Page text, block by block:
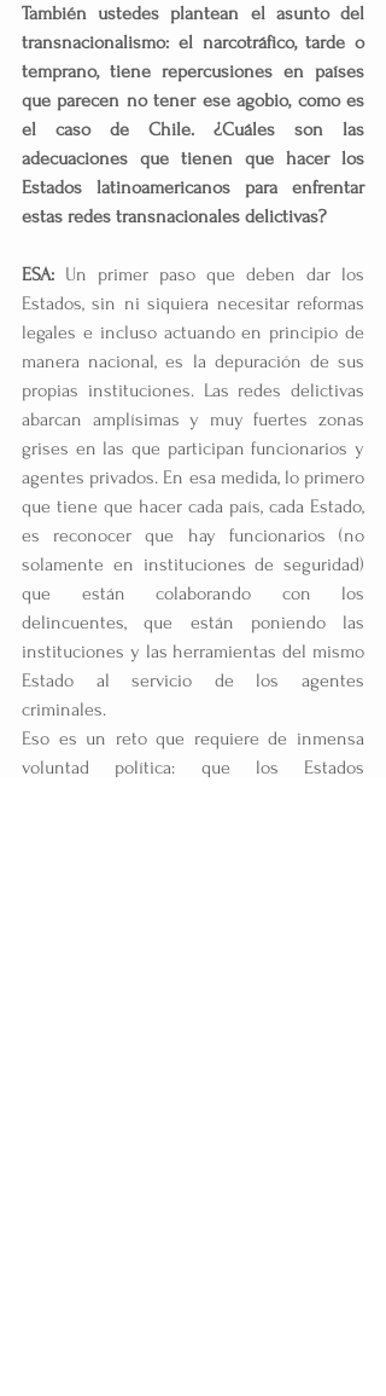
También ustedes plantean el asunto del
transnacionalismo: el narcotráfico, tarde o
temprano, tiene repercusiones en países
que parecen no tener ese agobio, como es
el caso de Chile. ¿Cuáles son las
adecuaciones que tienen que hacer los
Estados latinoamericanos para enfrentar
estas redes transnacionales delictivas?
ESA: Un primer paso que deben dar los
Estados, sin ni siquiera necesitar reformas
legales e incluso actuando en principio de
manera nacional, es la depuración de sus
propias instituciones. Las redes delictivas
abarcan amplísimas y muy fuertes zonas
grises en las que participan funcionarios y
agentes privados. En esa medida, lo primero
que tiene que hacer cada país, cada Estado,
es reconocer que hay funcionarios (no
solamente en instituciones de seguridad)
que están colaborando con los
delincuentes, que están poniendo las
instituciones y las herramientas del mismo
Estado al servicio de los agentes
criminales.
Eso es un reto que requiere de inmensa
voluntad política: que los Estados